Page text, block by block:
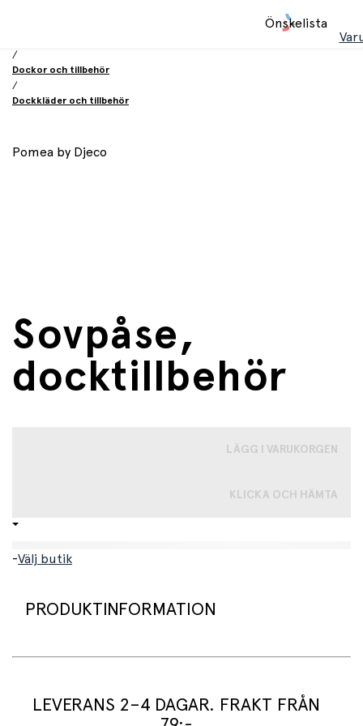
Önskelista
/
Dockor och tillbehör
/
Dockkläder och tillbehör
Pomea by Djeco
Sovpåse,
docktillbehör
LÄGG I VARUKORGEN
KLICKA OCH HÄMTA
-Välj butik
PRODUKTINFORMATION
LEVERANS 2–4 DAGAR. FRAKT FRÅN